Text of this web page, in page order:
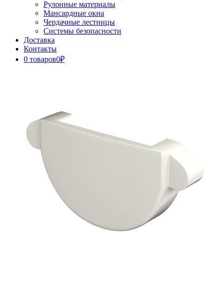
Рулонные материалы
Мансардные окна
Чердачные лестницы
Системы безопасности
Доставка
Контакты
0 товаров0₽